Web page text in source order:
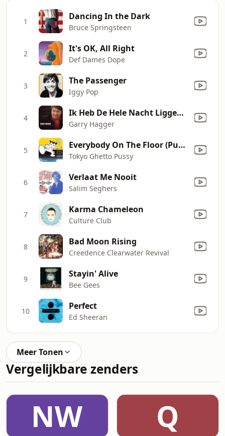
1 Dancing In the Dark
Bruce Springsteen
2 It's OK, All Right
Def Dames Dope
3 The Passenger
Iggy Pop
4 Ik Heb De Hele Nacht Liggen Dromen
Garry Hagger
5 Everybody On The Floor (Pump It) (Radio Edit)
Tokyo Ghetto Pussy
6 Verlaat Me Nooit
Salim Seghers
7 Karma Chameleon
Culture Club
8 Bad Moon Rising
Creedence Clearwater Revival
9 Stayin' Alive
Bee Gees
10 Perfect
Ed Sheeran
Meer Tonen
Vergelijkbare zenders
NW Q